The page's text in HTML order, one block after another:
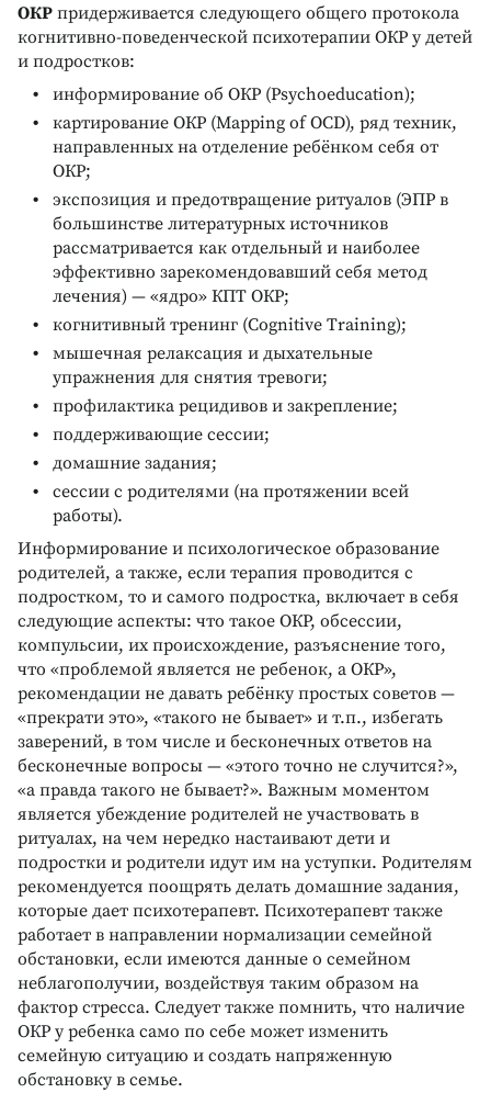
ОКР придерживается следующего общего протокола
когнитивно-поведенческой психотерапии ОКР у детей
и подростков:
информирование об ОКР (Psychoeducation);
картирование ОКР (Mapping of OCD), ряд техник,
направленных на отделение ребёнком себя от
ОКР;
экспозиция и предотвращение ритуалов (ЭПР в
большинстве литературных источников
рассматривается как отдельный и наиболее
эффективно зарекомендовавший себя метод
лечения) — «ядро» КПТ ОКР;
когнитивный тренинг (Cognitive Training);
мышечная релаксация и дыхательные
упражнения для снятия тревоги;
профилактика рецидивов и закрепление;
поддерживающие сессии;
домашние задания;
сессии с родителями (на протяжении всей
работы).
Информирование и психологическое образование
родителей, а также, если терапия проводится с
подростком, то и самого подростка, включает в себя
следующие аспекты: что такое ОКР, обсессии,
компульсии, их происхождение, разъяснение того,
что «проблемой является не ребенок, а ОКР»,
рекомендации не давать ребёнку простых советов —
«прекрати это», «такого не бывает» и т.п., избегать
заверений, в том числе и бесконечных ответов на
бесконечные вопросы — «этого точно не случится?»,
«а правда такого не бывает?». Важным моментом
является убеждение родителей не участвовать в
ритуалах, на чем нередко настаивают дети и
подростки и родители идут им на уступки. Родителям
рекомендуется поощрять делать домашние задания,
которые дает психотерапевт. Психотерапевт также
работает в направлении нормализации семейной
обстановки, если имеются данные о семейном
неблагополучии, воздействуя таким образом на
фактор стресса. Следует также помнить, что наличие
ОКР у ребенка само по себе может изменить
семейную ситуацию и создать напряженную
обстановку в семье.